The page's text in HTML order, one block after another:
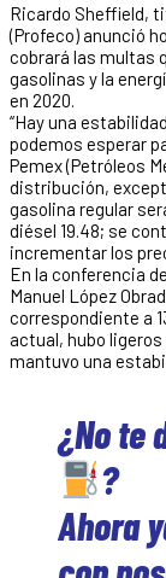
Ricardo Sheffield,
(Profeco) anunció
cobrará las multas
gasolinas y la
en 2020.
“Hay una
podemos esperar
Pemex (Petróleos
distribución,
gasolina regular
diésel 19.48; se
incrementar los
En la conferencia
Manuel López
correspondiente a
actual, hubo
mantuvo una
¿No te
?
Ahora